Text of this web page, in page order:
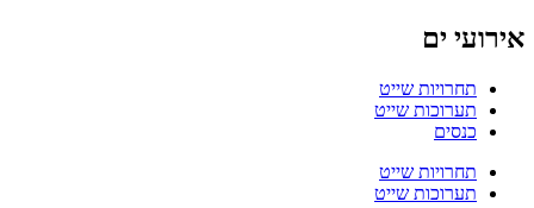
אירועי ים
תחרויות שייט
תערוכות שייט
כנסים
תחרויות שייט
תערוכות שייט